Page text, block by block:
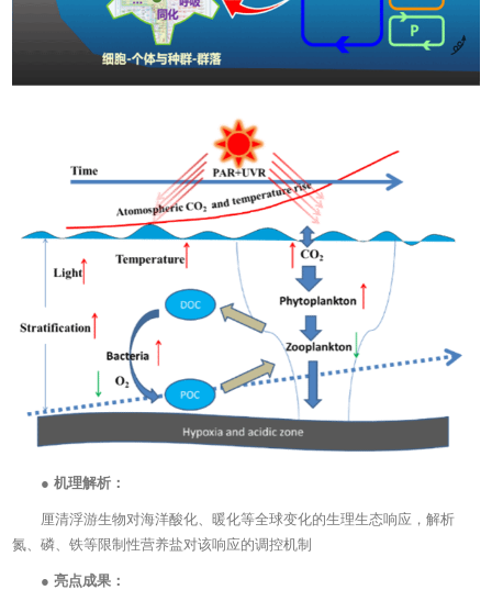
● 机理解析：
厘清浮游生物对海洋酸化、暖化等全球变化的生理生态响应，解析
氮、磷、铁等限制性营养盐对该响应的调控机制
● 亮点成果：